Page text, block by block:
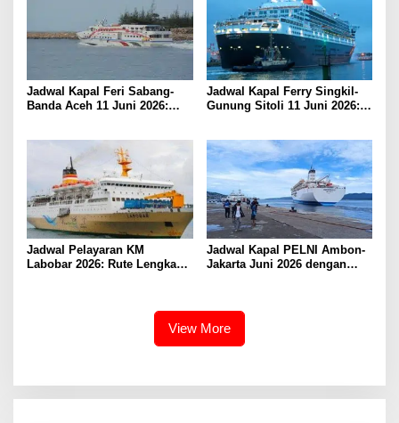
Jadwal Kapal Feri Sabang-
Banda Aceh 11 Juni 2026:
Jadwal Kapal Ferry Singkil-
Gunung Sitoli 11 Juni 2026:
Jadwal Pelayaran KM
Labobar 2026: Rute Lengkap
Jadwal Kapal PELNI Ambon-
Jakarta Juni 2026 dengan
View More